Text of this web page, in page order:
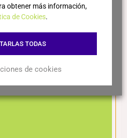
obtener más información,
de Cookies.
TODAS
de cookies